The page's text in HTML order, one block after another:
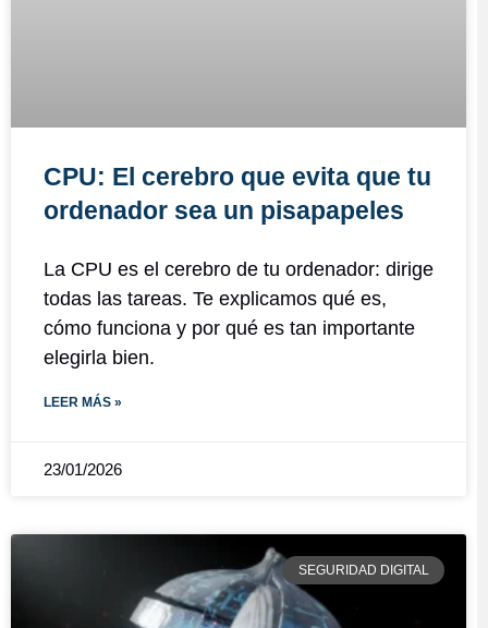
CPU: El cerebro que evita que tu
ordenador sea un pisapapeles
La CPU es el cerebro de tu ordenador: dirige
todas las tareas. Te explicamos qué es,
cómo funciona y por qué es tan importante
elegirla bien.
LEER MÁS »
23/01/2026
SEGURIDAD DIGITAL